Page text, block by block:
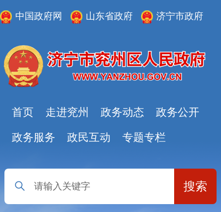
中国政府网 山东省政府 济宁市政府
首页 走进兖州 政务动态 政务公开
政务服务 政民互动 专题专栏
搜索